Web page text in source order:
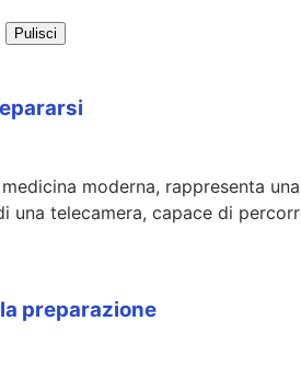
Pulisci
moderna, rappresenta
telecamera, capace di
preparazione